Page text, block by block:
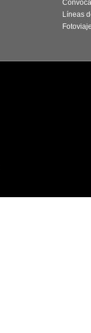
Líneas